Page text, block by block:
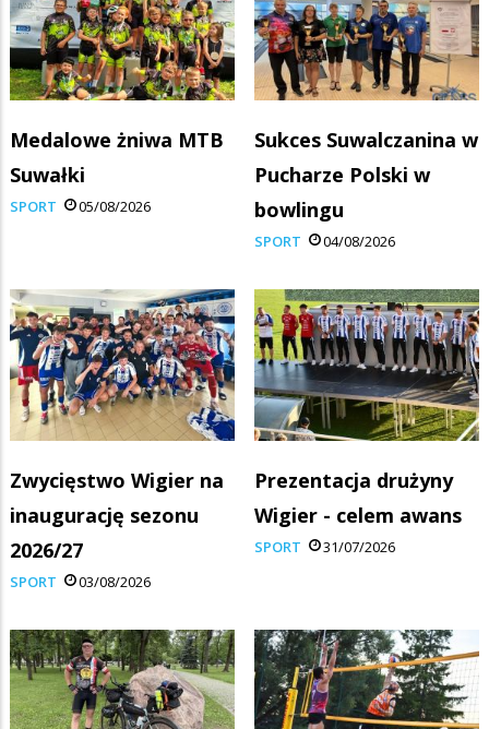
Medalowe żniwa MTB
Suwałki
SPORT 05/08/2026
Sukces Suwalczanina w
Pucharze Polski w
bowlingu
SPORT 04/08/2026
Zwycięstwo Wigier na
inaugurację sezonu
2026/27
SPORT 03/08/2026
Prezentacja drużyny
Wigier - celem awans
SPORT 31/07/2026